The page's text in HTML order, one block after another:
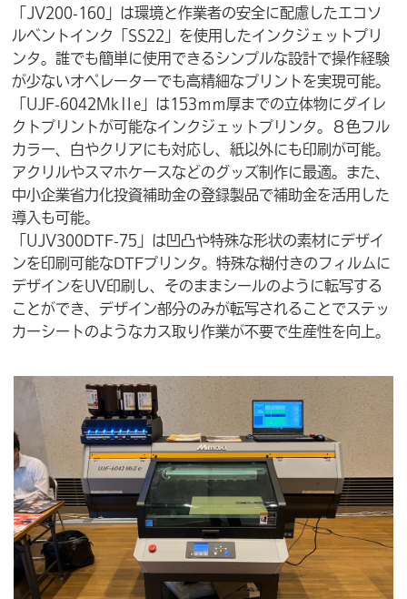
「JV200-160」は環境と作業者の安全に配慮したエコソ
ルベントインク「SS22」を使用したインクジェットプリ
ンタ。誰でも簡単に使用できるシンプルな設計で操作経験
が少ないオペレーターでも高精細なプリントを実現可能。
「UJF-6042MkⅡe」は153ｍｍ厚までの立体物にダイレ
クトプリントが可能なインクジェットプリンタ。８色フル
カラー、白やクリアにも対応し、紙以外にも印刷が可能。
アクリルやスマホケースなどのグッズ制作に最適。また、
中小企業省力化投資補助金の登録製品で補助金を活用した
導入も可能。
「UJV300DTF-75」は凹凸や特殊な形状の素材にデザイ
ンを印刷可能なDTFプリンタ。特殊な糊付きのフィルムに
デザインをUV印刷し、そのままシールのように転写する
ことができ、デザイン部分のみが転写されることでステッ
カーシートのようなカス取り作業が不要で生産性を向上。